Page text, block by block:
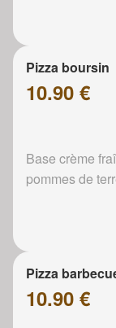
Pizza boursin
10.90 €
Base crème
pommes de
Pizza
10.90 €